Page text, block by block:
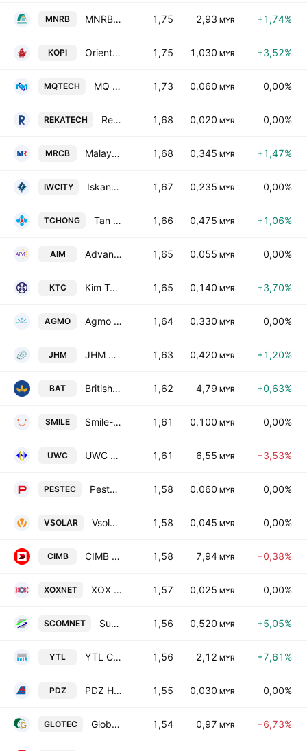
MNRB MNRB Holdings Bhd. 1,75 2,93 MYR +1,74%
KOPI Oriental Kopi Holdings Bhd. 1,75 1,030 MYR +3,52%
MQTECH MQ Technology Bhd. 1,73 0,060 MYR 0,00%
REKATECH Rekatech Capital Bhd 1,68 0,020 MYR 0,00%
MRCB Malaysian Resources Corp. Bhd. 1,68 0,345 MYR +1,47%
IWCITY Iskandar Waterfront City Berhad 1,67 0,235 MYR 0,00%
TCHONG Tan Chong Motor Holdings Bhd. 1,66 0,475 MYR +1,06%
AIM Advance Information Marketing Bhd. 1,65 0,055 MYR 0,00%
KTC Kim Teck Cheong Consolidated Bhd. 1,65 0,140 MYR +3,70%
AGMO Agmo Holdings Bhd. 1,64 0,330 MYR 0,00%
JHM JHM Consolidation Bhd. 1,63 0,420 MYR +1,20%
BAT British American Tobacco Malaysia Bhd. 1,62 4,79 MYR +0,63%
SMILE Smile-Link Healthcare Global Bhd. 1,61 0,100 MYR 0,00%
UWC UWC Bhd. 1,61 6,55 MYR −3,53%
PESTEC Pestec International Berhad 1,58 0,060 MYR 0,00%
VSOLAR Vsolar Group Bhd. 1,58 0,045 MYR 0,00%
CIMB CIMB Group Holdings Bhd 1,58 7,94 MYR −0,38%
XOXNET XOX NETWORKS BERHAD 1,57 0,025 MYR 0,00%
SCOMNET Supercomnet Technologies Bhd. 1,56 0,520 MYR +5,05%
YTL YTL Corp Bhd. 1,56 2,12 MYR +7,61%
PDZ PDZ Holdings Bhd. 1,55 0,030 MYR 0,00%
GLOTEC Globaltec Formation Bhd. 1,54 0,97 MYR −6,73%